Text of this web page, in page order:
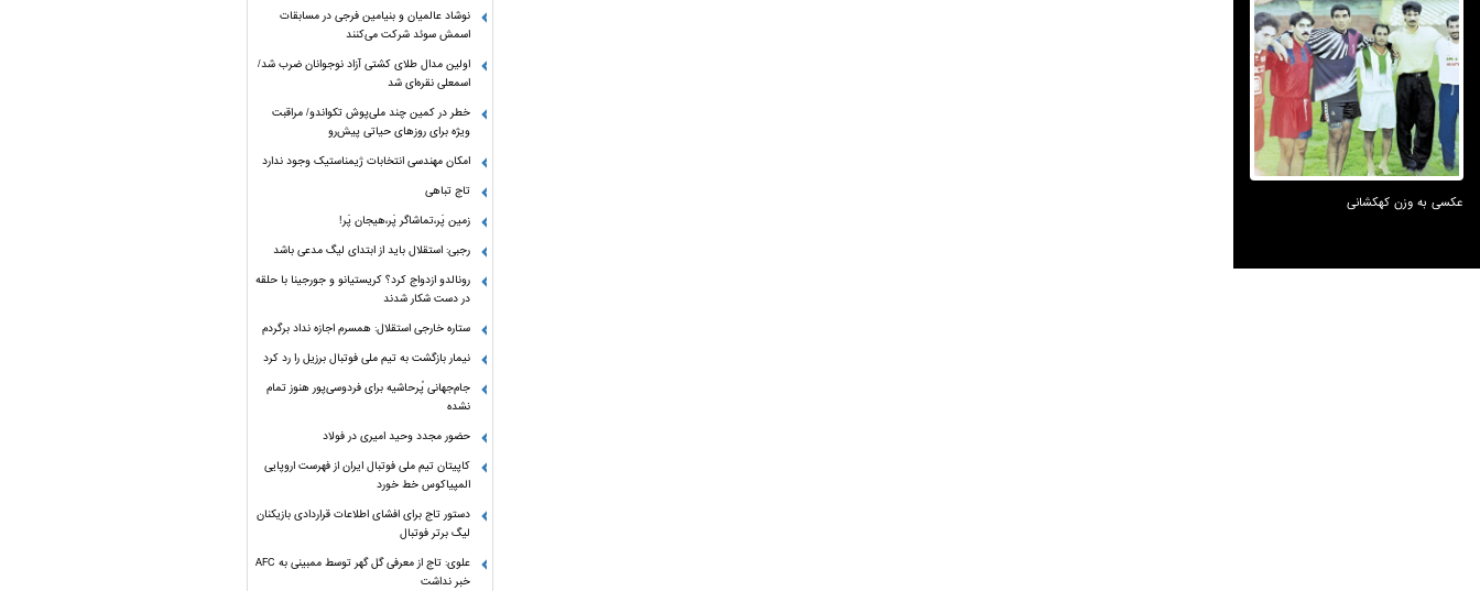
عکسی به وزن کهکشانی
نوشاد عالمیان و بنیامین فرجی در مسابقات
اسمش سوئد شرکت می‌کنند
اولین مدال طلای کشتی آزاد نوجوانان ضرب شد/
اسمعلی نقره‌ای شد
خطر در کمین چند ملی‌پوش تکواندو/ مراقبت
ویژه برای روزهای حیاتی پیش‌رو
امکان مهندسی انتخابات ژیمناستیک وجود ندارد
تاج تباهی
زمین پَر،تماشاگر پَر،هیجان پَر!
رجبی: استقلال باید از ابتدای لیگ مدعی باشد
رونالدو ازدواج کرد؟ کریستیانو و جورجینا با حلقه
در دست شکار شدند
ستاره خارجی استقلال: همسرم اجازه نداد برگردم
نیمار بازگشت به تیم ملی فوتبال برزیل را رد کرد
جام‌جهانی پُرحاشیه برای فردوسی‌پور هنوز تمام
نشده
حضور مجدد وحید امیری در فولاد
کاپیتان تیم ملی فوتبال ایران از فهرست اروپایی
المپیاکوس خط خورد
دستور تاج برای افشای اطلاعات قراردادی بازیکنان
لیگ برتر فوتبال
علوی: تاج از معرفی گل گهر توسط ممبینی به AFC
خبر نداشت